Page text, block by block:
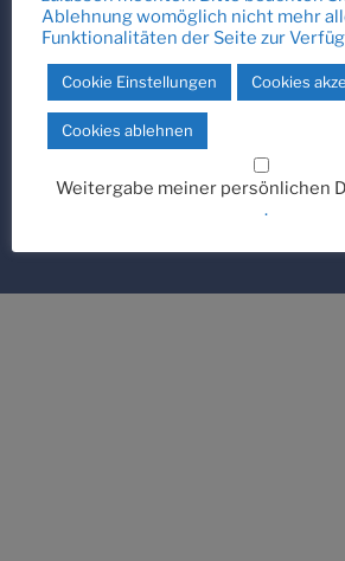
✉ info@estrichbau-suske.de
QUICK LINKS
Stellenangebote·
Ablehnung womöglich nicht mehr
Funktionalitäten der Seite zur
Cookie Einstellungen Cookies
Cookies ablehnen
Weitergabe meiner persönlichen
.